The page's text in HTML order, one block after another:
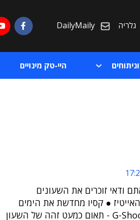
גלריה DailyMaily
היי-טק מינויים
ודאי זוכרים את השעונים
● קסיו מחדשת את הימים
האלה עם G-Shock DW-500oR - תאום כמעט זהה של השעון